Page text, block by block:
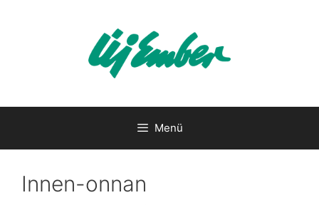
Menü
Innen-onnan